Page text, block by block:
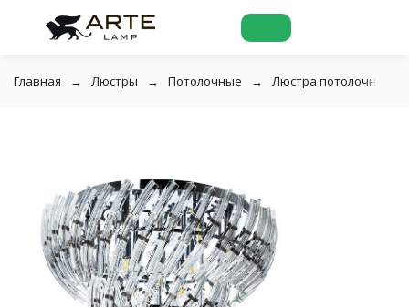
Главная Люстры Потолочные Люстра потолочная